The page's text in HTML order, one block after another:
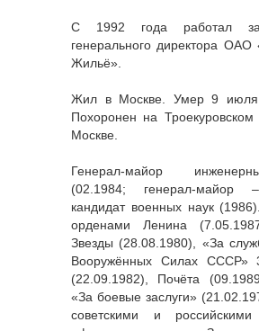
C 1992 года работал
генерального директора ОАО
Жильё».
Жил в Москве. Умер 9 июля
Похоронен на
Москве.
Генерал-майор
(02.1984; генерал-майор
кандидат военных наук
орденами Ленина
Звезды (28.08.1980), «За
Вооружённых Силах СССР»
(22.09.1982), Почёта
«За боевые заслуги»
советскими и